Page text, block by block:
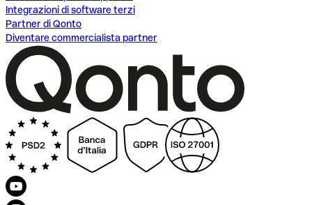
Integrazioni di software terzi
Partner di Qonto
Diventare commercialista partner